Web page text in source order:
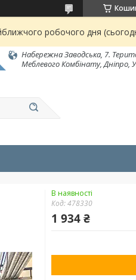
робочого дня
Набережна Заводська, 7.
Меблевого Комбінату, Дніпро,
В наявності
Код:478330
1 934 ₴